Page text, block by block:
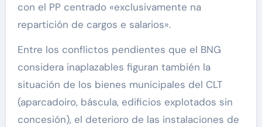
con el PP centrado «exclusivamente na
repartición de cargos e salarios».
Entre los conflictos pendientes que el BNG
considera inaplazables figuran también la
situación de los bienes municipales del CLT
(aparcadoiro, báscula, edificios explotados sin
concesión), el deterioro de las instalaciones de